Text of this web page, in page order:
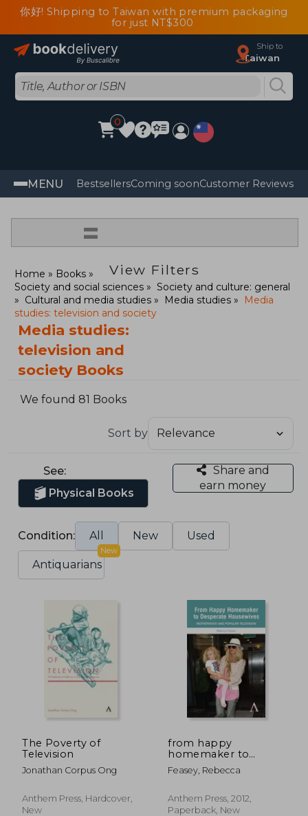
你好! Shipping to Taiwan with premium packaging
for just NT$300
Ship to
Taiwan
0
MENU BestsellersComing soonCustomer Reviews
=
View Filters
Home
Books
Society and social sciences
Society and culture: general
Cultural and media studies
Media studies
Media
studies: television and society
Media studies:
television and
society Books
We found 81 Books
Sort by
See:
Physical Books
Share and
earn money
Condition: All New Used
Antiquarians
New
The Poverty of
Television
Jonathan Corpus Ong
Anthem Press, Hardcover,
New
from happy
homemaker to
desperate
housewives:
popular television
Feasey, Rebecca
Anthem Press, 2012,
Paperback, New